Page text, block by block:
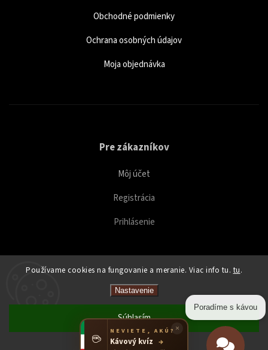
Používame cookies na fungovanie a meranie. Viac info tu. tu.
Nastavenie
Súhlasím
Obchodné podmienky
Ochrana osobných údajov
Moja objednávka
Pre zákazníkov
Môj účet
Registrácia
Prihlásenie
Caffeitaliano. Všetky práva vyhradené.
Upraviť nastavenie cookies
Poradíme s kávou
×
☕
NEVIETE, AKÚ?
Kávový kvíz →